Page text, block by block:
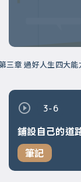
第三章 過好人生
3-6
鋪設自己的道
筆記